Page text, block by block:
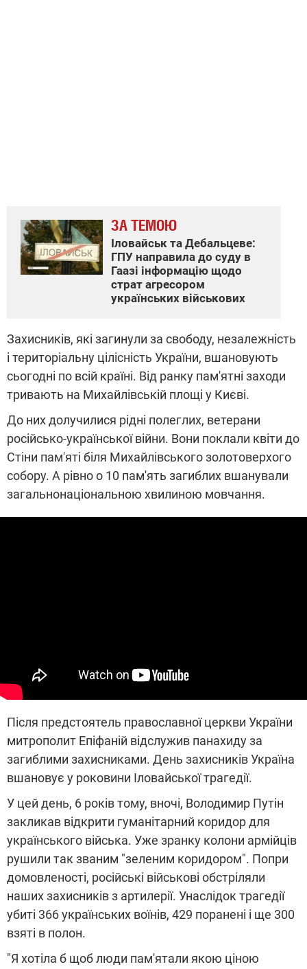
ЗА ТЕМОЮ
Іловайськ та Дебальцеве:
ГПУ направила до суду в
Гаазі інформацію щодо
страт агресором
українських військових
Захисників, які загинули за свободу, незалежність
і територіальну цілісність України, вшановують
сьогодні по всій країні. Від ранку пам'ятні заходи
тривають на Михайлівській площі у Києві.
До них долучилися рідні полеглих, ветерани
російсько-української війни. Вони поклали квіти до
Стіни пам'яті біля Михайлівського золотоверхого
собору. А рівно о 10 пам'ять загиблих вшанували
загальнонаціональною хвилиною мовчання.
Після предстоятель православної церкви України
митрополит Епіфаній відслужив панахиду за
загиблими захисниками. День захисників Україна
вшановує у роковини Іловайської трагедії.
У цей день, 6 років тому, вночі, Володимир Путін
закликав відкрити гуманітарний коридор для
українського війська. Уже зранку колони армійців
рушили так званим "зеленим коридором". Попри
домовленості, російські військові обстріляли
наших захисників з артилерії. Унаслідок трагедії
убиті 366 українських воїнів, 429 поранені і ще 300
взяті в полон.
"Я хотіла б щоб люди пам'ятали якою ціною